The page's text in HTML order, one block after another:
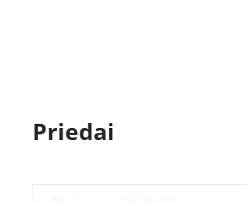
Priedai